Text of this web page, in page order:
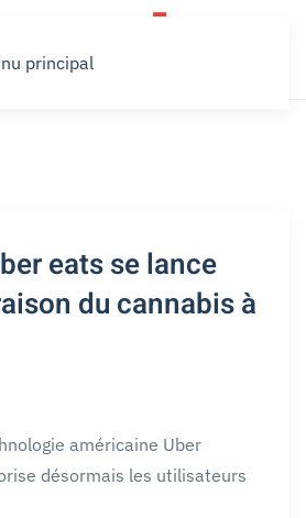
principal
eats se lance
du cannabis à
américaine Uber
désormais les utilisateurs